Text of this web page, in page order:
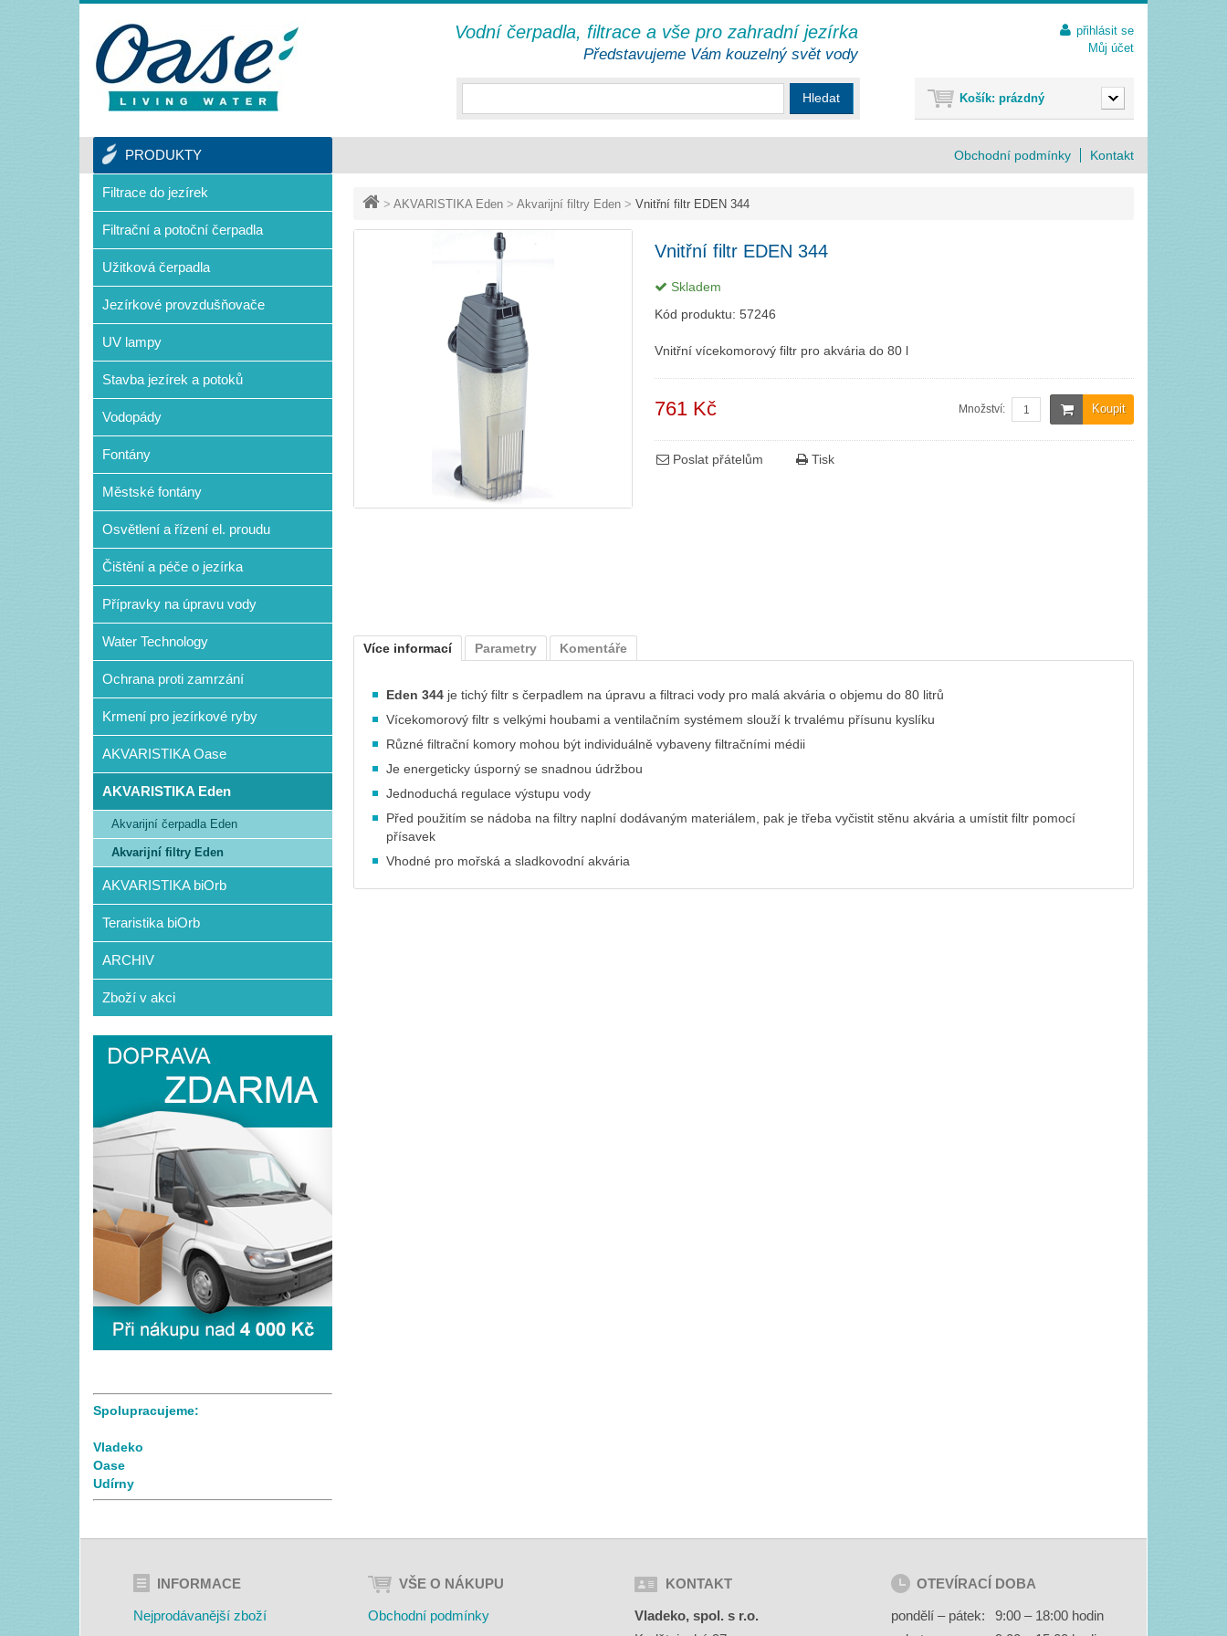
> AKVARISTIKA Eden > Akvarijní filtry Eden > Vnitřní filtr EDEN 344
Vnitřní filtr EDEN 344
Skladem
Kód produktu: 57246
Vnitřní vícekomorový filtr pro akvária do 80 l
761 Kč Koupit
Množství:
Poslat přátelům Tisk
Více informací Parametry Komentáře
Eden 344 je tichý filtr s čerpadlem na úpravu a filtraci vody pro malá akvária o objemu do 80 litrů
Vícekomorový filtr s velkými houbami a ventilačním systémem slouží k trvalému přísunu kyslíku
Různé filtrační komory mohou být individuálně vybaveny filtračními médii
Je energeticky úsporný se snadnou údržbou
Jednoduchá regulace výstupu vody
Před použitím se nádoba na filtry naplní dodávaným materiálem, pak je třeba vyčistit stěnu akvária a umístit filtr pomocí
přísavek
Vhodné pro mořská a sladkovodní akvária
PRODUKTY
Filtrace do jezírek
Filtrační a potoční čerpadla
Užitková čerpadla
Jezírkové provzdušňovače
UV lampy
Stavba jezírek a potoků
Vodopády
Fontány
Městské fontány
Osvětlení a řízení el. proudu
Čištění a péče o jezírka
Přípravky na úpravu vody
Water Technology
Ochrana proti zamrzání
Krmení pro jezírkové ryby
AKVARISTIKA Oase
AKVARISTIKA Eden
Akvarijní čerpadla Eden
Akvarijní filtry Eden
AKVARISTIKA biOrb
Teraristika biOrb
ARCHIV
Zboží v akci
Spolupracujeme:
Vladeko
Oase
Udírny
Obchodní podmínky Kontakt
Hledat
přihlásit se
Můj účet
Košík: prázdný
Vodní čerpadla, filtrace a vše pro zahradní jezírka
Představujeme Vám kouzelný svět vody
INFORMACE
Nejprodávanější zboží
VŠE O NÁKUPU
Obchodní podmínky
KONTAKT
Vladeko, spol. s r.o.
OTEVÍRACÍ DOBA
pondělí – pátek:
9:00 – 18:00 hodin